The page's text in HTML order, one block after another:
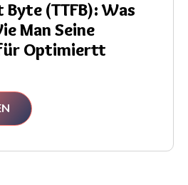
Byte (TTFB): Was
Man Seine
Optimiertt